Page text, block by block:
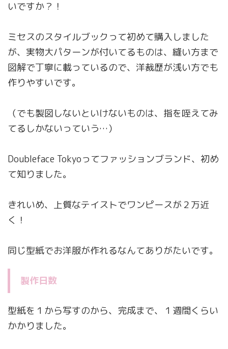
いですか？！
ミセスのスタイルブックって初めて購入しました
が、実物大パターンが付いてるものは、縫い方まで
図解で丁寧に載っているので、洋裁歴が浅い方でも
作りやすいです。
（でも製図しないといけないものは、指を咥えてみ
てるしかないっていう…）
Doubleface Tokyoってファッションブランド、初め
て知りました。
きれいめ、上質なテイストでワンピースが２万近
く！
同じ型紙でお洋服が作れるなんてありがたいです。
製作日数
型紙を１から写すのから、完成まで、１週間くらい
かかりました。